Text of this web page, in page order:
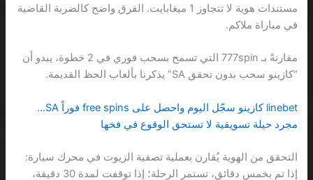
مستندات هوية لا تتجاوز 1 ميغابايت. الفرق واضح كالضربة القاضية
في مباراة ملاكم.
مقارنةً بـ 777spin التي تسمح بسحب فوري في 2 خطوة، يبدو أن
“كازينو سحب بدون تحقق SA” يذكرنا بألعاب الحظ القديمة.
linebet كازينو سجّل اليوم واحصل على free spins فوراً SA…
مجرد حيلة تسويقية لا تستحق الوقوع في فخها
التحقق من الهوية يُقارن بعملية تصفية الزيوت في محرك سيارة:
إذا تم بخمس دقائق، تستمر الرحلة؛ إذا توقفت لمدة 30 دقيقة،